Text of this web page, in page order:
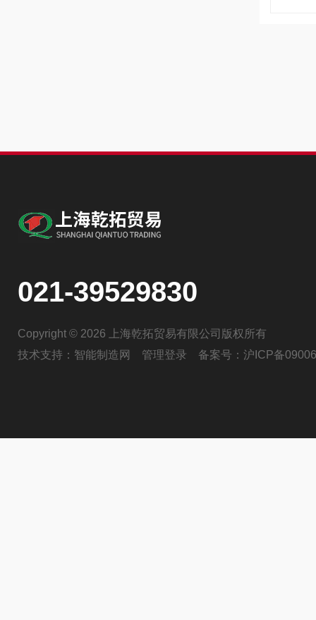
021-39529830
Copyright © 2026 上海乾拓贸易有限公司版权所有
技术支持： 智能制造网 管理登录 备案号： 沪ICP备